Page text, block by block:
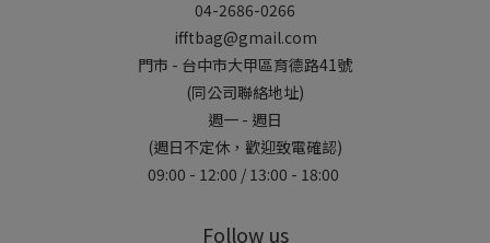
04-2686-0266
ifftbag@gmail.com
門市 - 台中市大甲區育德路41號
(同公司聯絡地址)
週一 - 週日
(週日不定休，歡迎致電確認)
09:00 - 12:00 / 13:00 - 18:00
Follow us